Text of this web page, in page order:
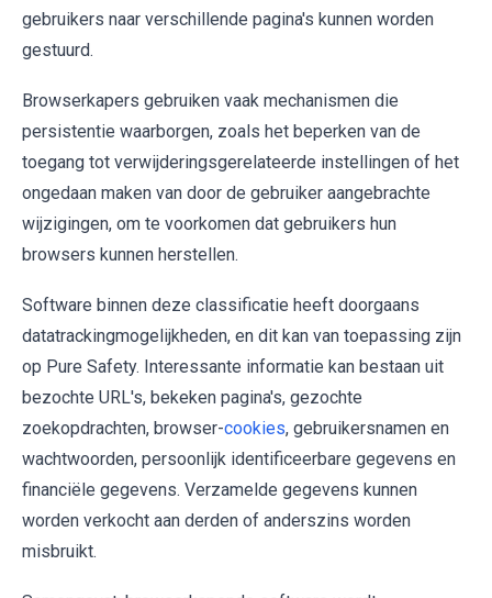
gebruikers naar verschillende pagina's kunnen worden
gestuurd.
Browserkapers gebruiken vaak mechanismen die
persistentie waarborgen, zoals het beperken van de
toegang tot verwijderingsgerelateerde instellingen of het
ongedaan maken van door de gebruiker aangebrachte
wijzigingen, om te voorkomen dat gebruikers hun
browsers kunnen herstellen.
Software binnen deze classificatie heeft doorgaans
datatrackingmogelijkheden, en dit kan van toepassing zijn
op Pure Safety. Interessante informatie kan bestaan uit
bezochte URL's, bekeken pagina's, gezochte
zoekopdrachten, browser-cookies, gebruikersnamen en
wachtwoorden, persoonlijk identificeerbare gegevens en
financiële gegevens. Verzamelde gegevens kunnen
worden verkocht aan derden of anderszins worden
misbruikt.